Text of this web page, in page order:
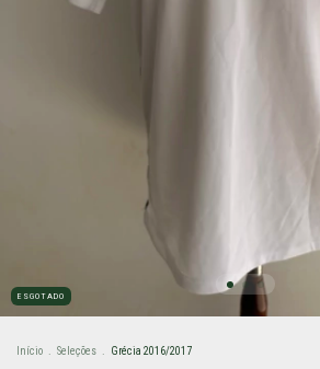
ESGOTADO
Início . Seleções . Grécia 2016/2017